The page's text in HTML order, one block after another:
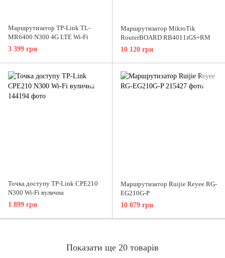
Маршрутизатор TP-Link TL-
MR6400 N300 4G LTE Wi-Fi
3 399 грн
Маршрутизатор MikroTik
RouterBOARD RB4011iGS+RM
10 120 грн
Точка доступу TP-Link CPE210
N300 Wi-Fi вулична
1 899 грн
Маршрутизатор Ruijie Reyee RG-
EG210G-P
10 079 грн
Показати ще 20 товарів